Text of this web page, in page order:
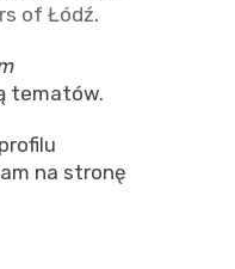
of Łódź.
tematów.
na stronę